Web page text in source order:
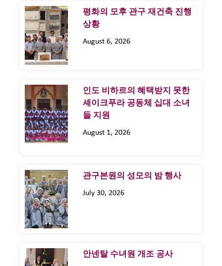
평화의 모후 관구 재건축 진행
상황
August 6, 2026
인도 비하르의 혜택받지 못한
셰이크푸라 공동체 십대 소녀
들 지원
August 1, 2026
관구본원의 성모의 밤 행사
July 30, 2026
안넨탈 수녀원 개조 공사